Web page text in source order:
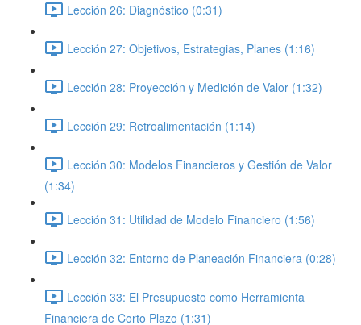
Lección 26: Diagnóstico (0:31)
Lección 27: Objetivos, Estrategias, Planes (1:16)
Lección 28: Proyección y Medición de Valor (1:32)
Lección 29: Retroalimentación (1:14)
Lección 30: Modelos Financieros y Gestión de Valor
(1:34)
Lección 31: Utilidad de Modelo Financiero (1:56)
Lección 32: Entorno de Planeación Financiera (0:28)
Lección 33: El Presupuesto como Herramienta
Financiera de Corto Plazo (1:31)